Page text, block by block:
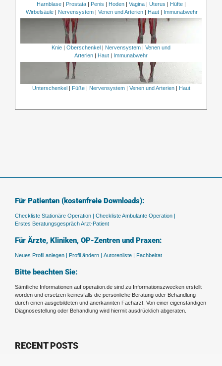
Harnblase| Prostata| Penis Hoden| Vagina| Uterus Hüfte|
Wirbelsäule
Nervensystem Venen und Arterien Haut Immunabwehr
Knie | Oberschenkel | Nervensystem | Venen und
Arterien | Haut | Immunabwehr
Unterschenkel| Füße| Nervensystem| Venen und Arterien| Haut
Für Patienten (kostenfreie Downloads):
Checkliste Stationäre Operation | Checkliste Ambulante Operation |
Erstes Beratungsgespräch Arzt-Patient
Für Ärzte, Kliniken, OP-Zentren und Praxen:
Neues Profil anlegen | Profil ändern | Autorenliste | Fachbeirat
Bitte beachten Sie:
Sämtliche Informationen auf operation.de sind zu Informationszwecken erstellt
worden und ersetzen keinesfalls die persönliche Beratung oder Behandlung
durch einen ausgebildeten und anerkannten Facharzt. Von einer eigenständigen
Diagnosestellung oder Behandlung wird hiermit ausdrücklich abgeraten.
RECENT POSTS